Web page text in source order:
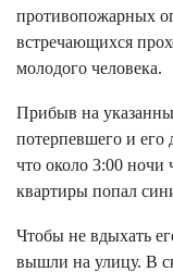
противопожарных
встречающихся
молодого человека.
Прибыв на
потерпевшего и его
что около 3:00 ночи
квартиры попал
Чтобы не вдыхать
вышли на улицу. В